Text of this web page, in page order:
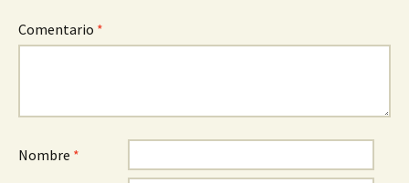
Comentario *
Nombre *